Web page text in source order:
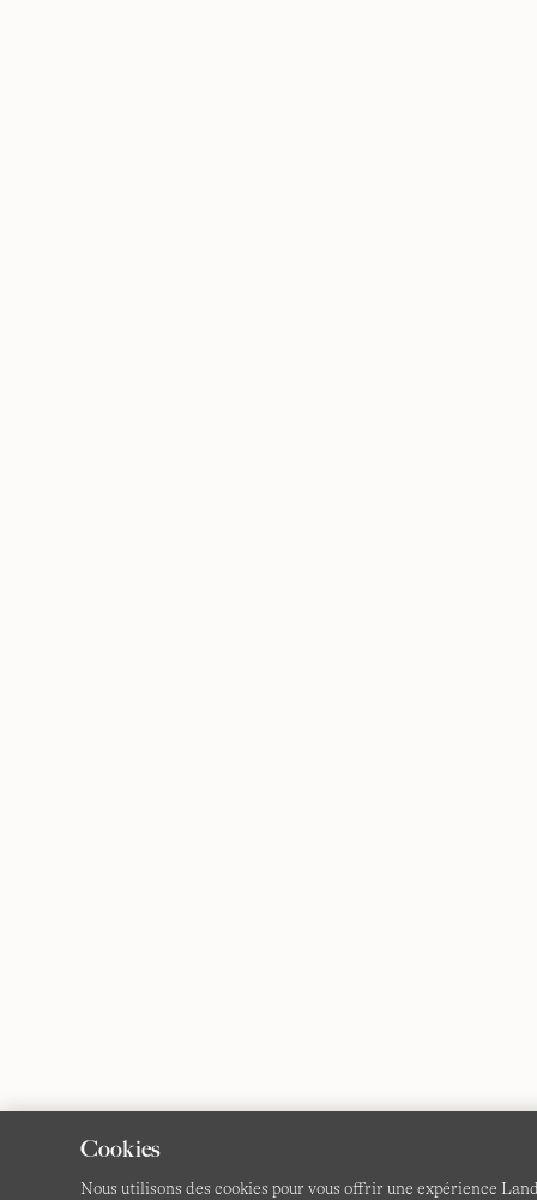
Cookies
Nous utilisons des cookies pour vous offrir une expérience